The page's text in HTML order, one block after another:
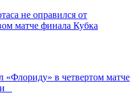
не оправился от
матче финала Кубка
в четвертом матче